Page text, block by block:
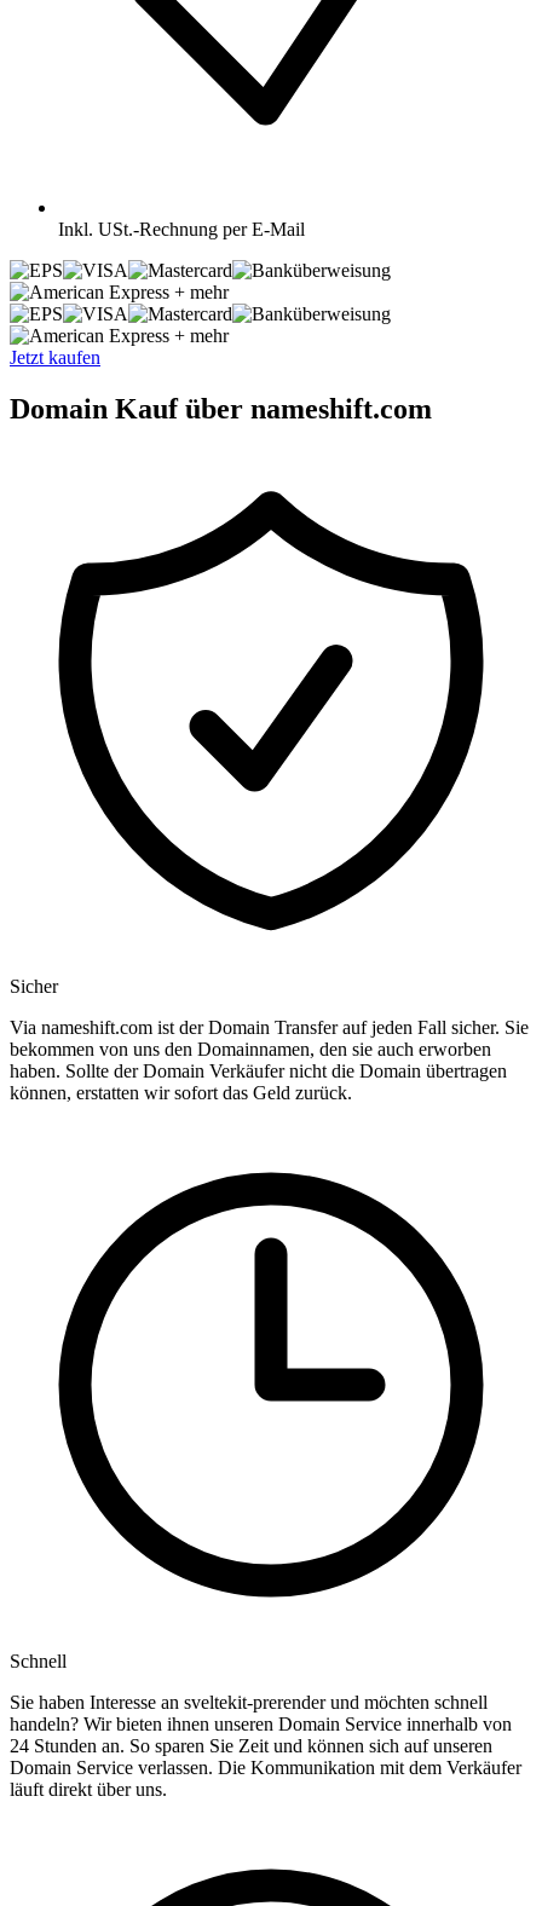
Inkl. USt.-Rechnung per E-Mail
+ mehr
+ mehr
Jetzt kaufen
Domain Kauf über nameshift.com
Sicher
Via nameshift.com ist der Domain Transfer auf jeden Fall sicher. Sie
bekommen von uns den Domainnamen, den sie auch erworben
haben. Sollte der Domain Verkäufer nicht die Domain übertragen
können, erstatten wir sofort das Geld zurück.
Schnell
Sie haben Interesse an sveltekit-prerender und möchten schnell
handeln? Wir bieten ihnen unseren Domain Service innerhalb von
24 Stunden an. So sparen Sie Zeit und können sich auf unseren
Domain Service verlassen. Die Kommunikation mit dem Verkäufer
läuft direkt über uns.